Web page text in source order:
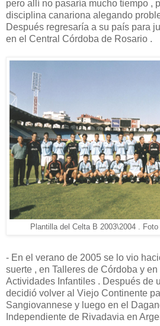
pero allí no pasaría mucho tiempo ,
disciplina canariona alegando
Después regresaría a su país para
en el Central Córdoba de Rosario .
Plantilla del Celta B 2003\2004 .
- En el verano de 2005 se lo vio
suerte , en Talleres de Córdoba y
Actividades Infantiles . Después de
decidió volver al Viejo Continente
Sangiovannese y luego en el
Independiente de Rivadavia en